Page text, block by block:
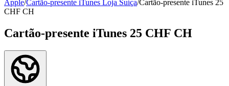
Apple/Cartão-presente iTunes Loja Suíça/Cartão-presente iTunes 25
CHF CH
Cartão-presente iTunes 25 CHF CH